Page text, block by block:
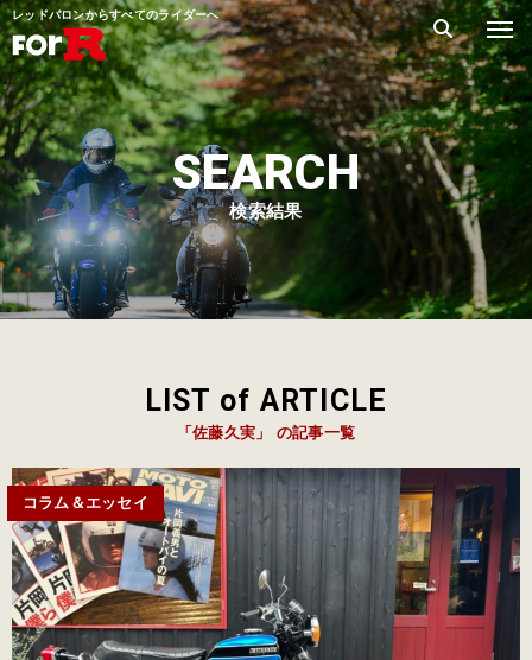
レッドバロンからすべてのライダーへ
SEARCH
検索結果
LIST of ARTICLE
「佐藤久実」 の記事一覧
コラム＆エッセイ